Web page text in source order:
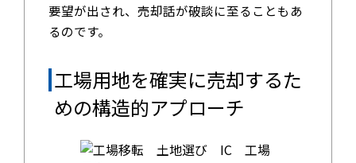
要望が出され、売却話が破談に至ることもあ
るのです。
工場用地を確実に売却するた
めの構造的アプローチ